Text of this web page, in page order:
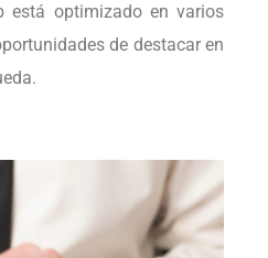
está optimizado en varios
de destacar en